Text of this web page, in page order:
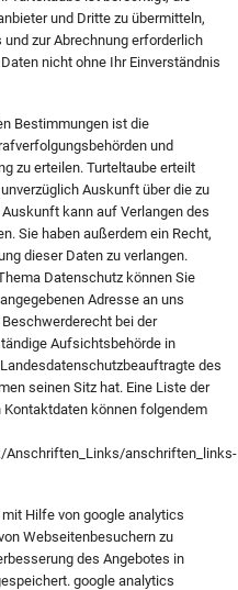
und Dritte zu übermitteln,
zur Abrechnung erforderlich
nicht ohne Ihr Einverständnis
Bestimmungen ist die
und
zu erteilen. Turteltaube erteilt
Auskunft über die zu
kann auf Verlangen des
Sie haben außerdem ein Recht,
dieser Daten zu verlangen.
Datenschutz können Sie
Adresse an uns
bei der
Aufsichtsbehörde in
des
seinen Sitz hat. Eine Liste der
können folgendem
anschriften_links-
Hilfe von google analytics
Webseitenbesuchern zu
des Angebotes in
google analytics